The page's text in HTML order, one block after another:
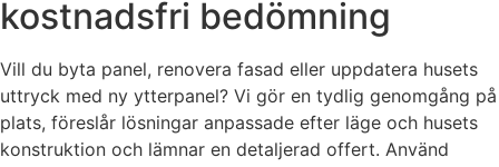
kostnadsfri bedömning
Vill du byta panel, renovera fasad eller uppdatera husets
uttryck med ny ytterpanel? Vi gör en tydlig genomgång på
plats, föreslår lösningar anpassade efter läge och husets
konstruktion och lämnar en detaljerad offert. Använd